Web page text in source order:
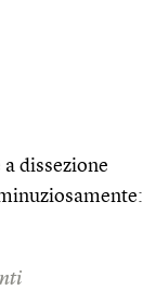
dissezione